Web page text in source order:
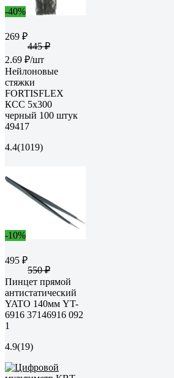
-40%
269 ₽
445 ₽
2.69 ₽/шт
Нейлоновые
стяжки
FORTISFLEX
КСС 5х300
черный 100 штук
49417
4.4(1019)
-10%
495 ₽
550 ₽
Пинцет прямой
антистатический
YATO 140мм YT-
6916 37146916 092
1
4.9(19)